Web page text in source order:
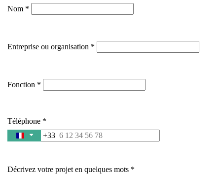
Nom
Entreprise ou organisation
Fonction
Téléphone
France
+33
Décrivez votre projet en quelques mots